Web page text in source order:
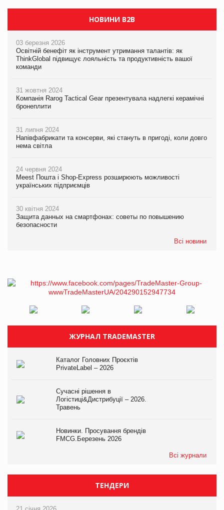
НОВИНИ B2B
03 березня 2026
Освітній бенефіт як інструмент утримання талантів: як
ThinkGlobal підвищує лояльність та продуктивність вашої
команди
31 жовтня 2024
Компанія Rarog Tactical Gear презентувала надлегкі керамічні
бронеплити
31 липня 2024
Напівфабрикати та консерви, які стануть в пригоді, коли довго
нема світла
24 червня 2024
Meest Пошта і Shop-Express розширюють можливості
українських підприємців
30 квітня 2024
Защита данных на смартфонах: советы по повышению
безопасности
Всі новини
ЖУРНАЛ TRADEMASTER
Каталог Головних Проєктів
PrivateLabel – 2026
Сучасні рішення в
Логістиці&Дистрибуції – 2026.
Травень
Новинки. Просування брендів
FMCG.Березень 2026
Всі журнали
ТЕНДЕРИ